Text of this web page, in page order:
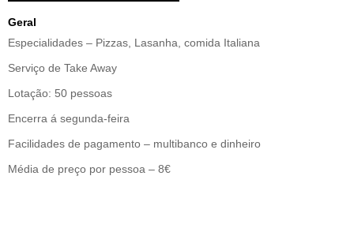
Geral
Especialidades – Pizzas, Lasanha, comida Italiana
Serviço de Take Away
Lotação: 50 pessoas
Encerra á segunda-feira
Facilidades de pagamento – multibanco e dinheiro
Média de preço por pessoa – 8€